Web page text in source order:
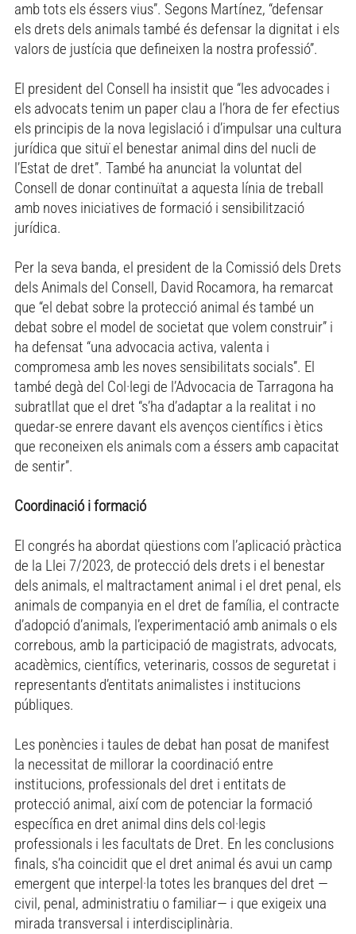
amb tots els éssers vius”. Segons Martínez, “defensar
els drets dels animals també és defensar la dignitat i els
valors de justícia que defineixen la nostra professió”.
El president del Consell ha insistit que “les advocades i
els advocats tenim un paper clau a l’hora de fer efectius
els principis de la nova legislació i d’impulsar una cultura
jurídica que situï el benestar animal dins del nucli de
l’Estat de dret”. També ha anunciat la voluntat del
Consell de donar continuïtat a aquesta línia de treball
amb noves iniciatives de formació i sensibilització
jurídica.
Per la seva banda, el president de la Comissió dels Drets
dels Animals del Consell, David Rocamora, ha remarcat
que “el debat sobre la protecció animal és també un
debat sobre el model de societat que volem construir” i
ha defensat “una advocacia activa, valenta i
compromesa amb les noves sensibilitats socials”. El
també degà del Col·legi de l’Advocacia de Tarragona ha
subratllat que el dret “s’ha d’adaptar a la realitat i no
quedar-se enrere davant els avenços científics i ètics
que reconeixen els animals com a éssers amb capacitat
de sentir”.
Coordinació i formació
El congrés ha abordat qüestions com l’aplicació pràctica
de la Llei 7/2023, de protecció dels drets i el benestar
dels animals, el maltractament animal i el dret penal, els
animals de companyia en el dret de família, el contracte
d’adopció d’animals, l’experimentació amb animals o els
correbous, amb la participació de magistrats, advocats,
acadèmics, científics, veterinaris, cossos de seguretat i
representants d’entitats animalistes i institucions
públiques.
Les ponències i taules de debat han posat de manifest
la necessitat de millorar la coordinació entre
institucions, professionals del dret i entitats de
protecció animal, així com de potenciar la formació
específica en dret animal dins dels col·legis
professionals i les facultats de Dret. En les conclusions
finals, s’ha coincidit que el dret animal és avui un camp
emergent que interpel·la totes les branques del dret —
civil, penal, administratiu o familiar— i que exigeix una
mirada transversal i interdisciplinària.